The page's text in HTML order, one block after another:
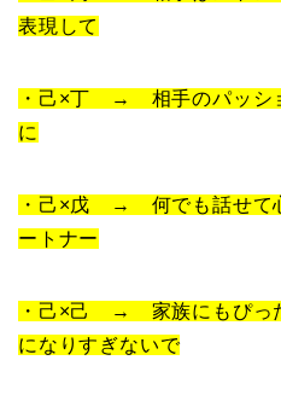
表現して
・己×丁 → 相手のパッシ
に
・己×戊 → 何でも話せて
ートナー
・己×己 → 家族にもぴっ
になりすぎないで